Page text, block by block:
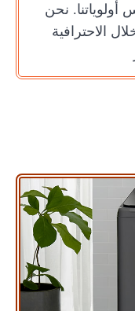
أولوياتنا. نحن
الاحترافية